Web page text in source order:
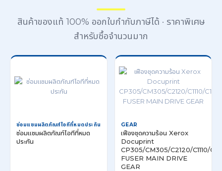
สินค้าของแท้ 100% ออกใบกำกับภาษีได้ · ราคาพิเศษ
สำหรับซื้อจำนวนมาก
ซ่อมแซมผลิตภัณฑ์ไอทีที่หมดประกัน
ซ่อมแซมผลิตภัณฑ์ไอทีที่หมด
ประกัน
GEAR
เฟืองชุดความร้อน Xerox
Docuprint
CP305/CM305/C2120/C1110/
FUSER MAIN DRIVE
GEAR